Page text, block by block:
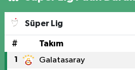
Süper Lig
# Takım
1 Galatasaray